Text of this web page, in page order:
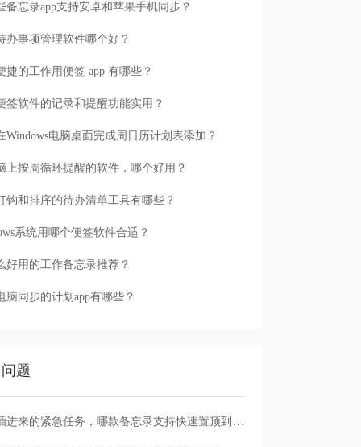
备忘录app支持安卓和苹果手机同步？
办事项管理软件哪个好？
捷的工作用便签 app 有哪些？
签软件的记录和提醒功能实用？
Windows电脑桌面完成周日历计划表添加？
上按周循环提醒的软件，哪个好用？
钩和排序的待办清单工具有哪些？
系统用哪个便签软件合适？
好用的工作备忘录推荐？
脑同步的计划app有哪些？
题
临时插进来的紧急任务，哪款备忘录支持快速置顶到清单首位？